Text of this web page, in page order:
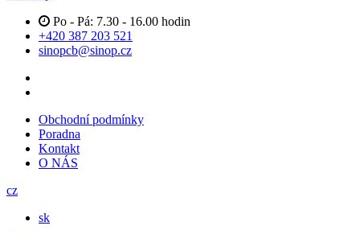
Po - Pá: 7.30 - 16.00 hodin
+420 387 203 521
sinopcb@sinop.cz
Obchodní podmínky
Poradna
Kontakt
O NÁS
cz
sk